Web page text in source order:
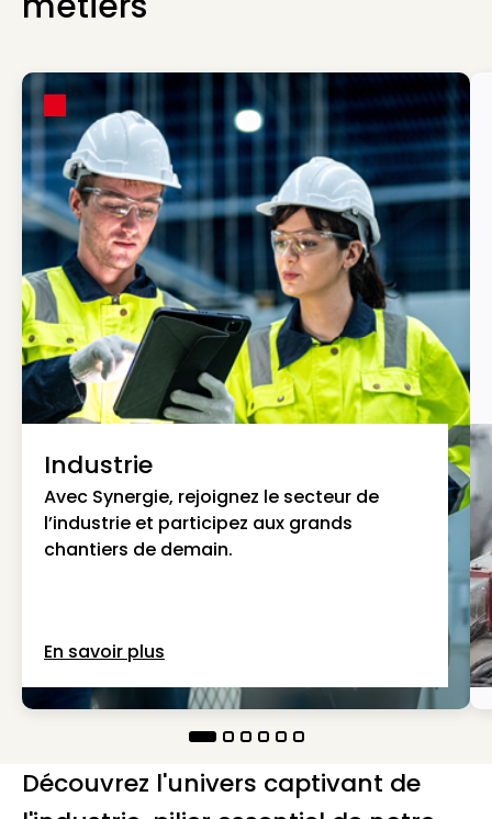
Industrie
Avec Synergie, rejoignez le secteur de
l’industrie et participez aux grands
chantiers de demain.
En savoir plus
Découvrez l'univers captivant de